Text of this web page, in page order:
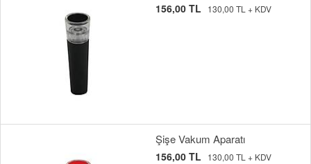
156,00 TL 130,00 TL + KDV
Şişe Vakum Aparatı
156,00 TL 130,00 TL + KDV